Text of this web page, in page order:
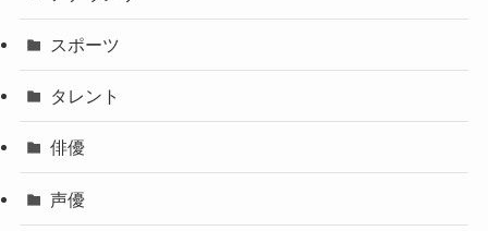
スポーツ
タレント
俳優
声優